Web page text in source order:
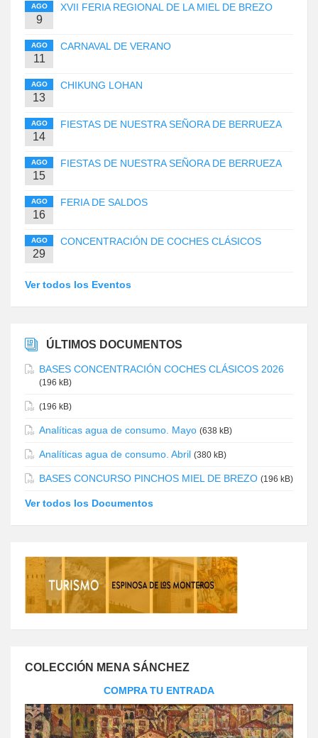
AGO
9
XVII FERIA REGIONAL DE LA MIEL DE BREZO
AGO
11
CARNAVAL DE VERANO
AGO
13
CHIKUNG LOHAN
AGO
14
FIESTAS DE NUESTRA SEÑORA DE BERRUEZA
AGO
15
FIESTAS DE NUESTRA SEÑORA DE BERRUEZA
AGO
16
FERIA DE SALDOS
AGO
29
CONCENTRACIÓN DE COCHES CLÁSICOS
Ver todos los Eventos
ÚLTIMOS DOCUMENTOS
BASES CONCENTRACIÓN COCHES CLÁSICOS 2026
(196 kB)
(196 kB)
Analíticas agua de consumo. Mayo (638 kB)
Analíticas agua de consumo. Abril (380 kB)
BASES CONCURSO PINCHOS MIEL DE BREZO (196 kB)
Ver todos los Documentos
COLECCIÓN MENA SÁNCHEZ
COMPRA TU ENTRADA